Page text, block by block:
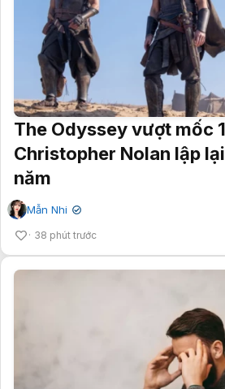
The Odyssey vượt mốc
Christopher Nolan lập
năm
Mẫn Nhi ✔
38 phút trước